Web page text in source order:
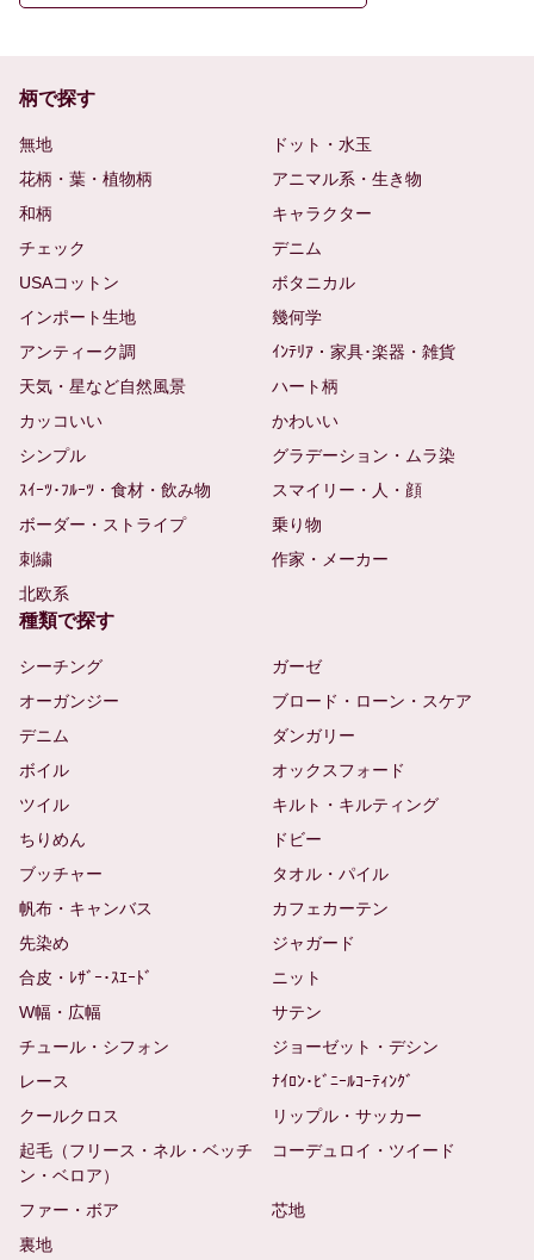
柄で探す
無地
ドット・水玉
花柄・葉・植物柄
アニマル系・生き物
和柄
キャラクター
チェック
デニム
USAコットン
ボタニカル
インポート生地
幾何学
アンティーク調
ｲﾝﾃﾘｱ・家具･楽器・雑貨
天気・星など自然風景
ハート柄
カッコいい
かわいい
シンプル
グラデーション・ムラ染
ｽｲｰﾂ･ﾌﾙｰﾂ・食材・飲み物
スマイリー・人・顔
ボーダー・ストライプ
乗り物
刺繍
作家・メーカー
北欧系
種類で探す
シーチング
ガーゼ
オーガンジー
ブロード・ローン・スケア
デニム
ダンガリー
ボイル
オックスフォード
ツイル
キルト・キルティング
ちりめん
ドビー
ブッチャー
タオル・パイル
帆布・キャンバス
カフェカーテン
先染め
ジャガード
合皮・ﾚｻﾞｰ･ｽｴｰﾄﾞ
ニット
W幅・広幅
サテン
チュール・シフォン
ジョーゼット・デシン
レース
ﾅｲﾛﾝ･ﾋﾞﾆｰﾙｺｰﾃｨﾝｸﾞ
クールクロス
リップル・サッカー
起毛（フリース・ネル・ベッチ
ン・ベロア）
コーデュロイ・ツイード
ファー・ボア
芯地
裏地